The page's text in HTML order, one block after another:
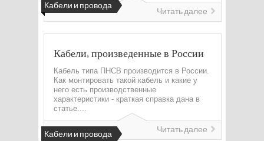
Кабели и провода
Читать далее
Кабели и провода
Кабели, произведенные в России
Кабель типа ПНСВ производится в России.
Как монтировать такой кабель и какие у
него есть производственные
характеристики - краткая справка дана в
статье....
Читать далее